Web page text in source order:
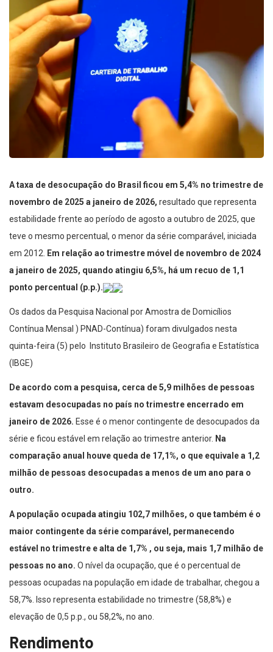
A taxa de desocupação do Brasil ficou em 5,4% no trimestre de
novembro de 2025 a janeiro de 2026, resultado que representa
estabilidade frente ao período de agosto a outubro de 2025, que
teve o mesmo percentual, o menor da série comparável, iniciada
em 2012.
Em relação ao trimestre móvel de novembro de 2024
a janeiro de 2025, quando atingiu 6,5%, há um recuo de 1,1
ponto percentual (p.p.).
Os dados da Pesquisa Nacional por Amostra de Domicílios
Contínua Mensal ) PNAD-Contínua) foram divulgados nesta
quinta-feira (5) pelo Instituto Brasileiro de Geografia e Estatística
(IBGE)
De acordo com a pesquisa, cerca de 5,9 milhões de pessoas
estavam desocupadas no país no trimestre encerrado em
janeiro de 2026. Esse é o menor contingente de desocupados da
série e ficou estável em relação ao trimestre anterior. Na
comparação anual houve queda de 17,1%, o que equivale a 1,2
milhão de pessoas desocupadas a menos de um ano para o
outro.
A população ocupada atingiu 102,7 milhões, o que também é o
maior contingente da série comparável, permanecendo
estável no trimestre e alta de 1,7% , ou seja, mais 1,7 milhão de
pessoas no ano. O nível da ocupação, que é o percentual de
pessoas ocupadas na população em idade de trabalhar, chegou a
58,7%. Isso representa estabilidade no trimestre (58,8%) e
elevação de 0,5 p.p., ou 58,2%, no ano.
Rendimento